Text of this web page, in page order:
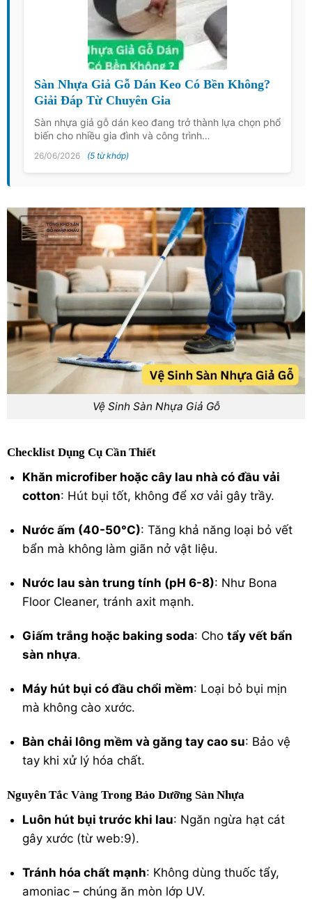
Sàn Nhựa Giả Gỗ Dán Keo Có Bền Không?
Giải Đáp Từ Chuyên Gia
Sàn nhựa giả gỗ dán keo đang trở thành lựa chọn phổ
biến cho nhiều gia đình và công trình…
26/06/2026 (5 từ khớp)
Vệ Sinh Sàn Nhựa Giả Gỗ
Checklist Dụng Cụ Cần Thiết
Khăn microfiber hoặc cây lau nhà có đầu vải
cotton: Hút bụi tốt, không để xơ vải gây trầy.
Nước ấm (40-50°C): Tăng khả năng loại bỏ vết
bẩn mà không làm giãn nở vật liệu.
Nước lau sàn trung tính (pH 6-8): Như Bona
Floor Cleaner, tránh axit mạnh.
Giấm trắng hoặc baking soda: Chotẩy vết bẩn
sàn nhựa.
Máy hút bụi có đầu chổi mềm: Loại bỏ bụi mịn
mà không cào xước.
Bàn chải lông mềm và găng tay cao su: Bảo vệ
tay khi xử lý hóa chất.
Nguyên Tắc Vàng Trong Bảo Dưỡng Sàn Nhựa
Luôn hút bụi trước khi lau: Ngăn ngừa hạt cát
gây xước (từ web:9).
Tránh hóa chất mạnh: Không dùng thuốc tẩy,
amoniac – chúng ăn mòn lớp UV.